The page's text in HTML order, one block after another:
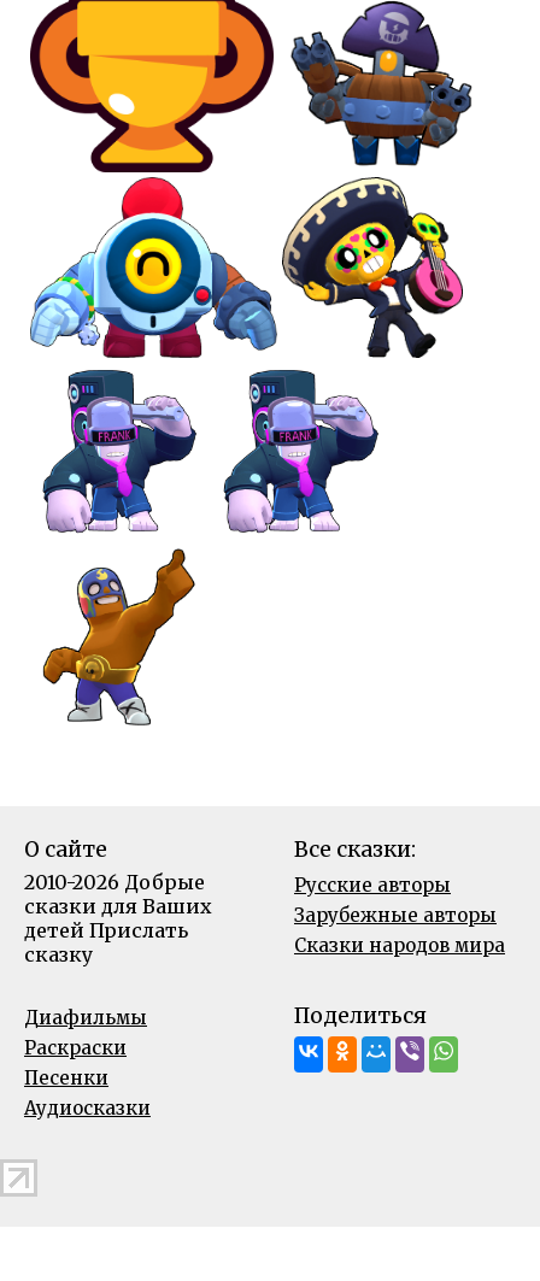
О сайте
2010-2026 Добрые
сказки для Ваших
детей Прислать
сказку
Все сказки:
Русские авторы
Зарубежные авторы
Сказки народов мира
Диафильмы
Раскраски
Песенки
Аудиосказки
Поделиться